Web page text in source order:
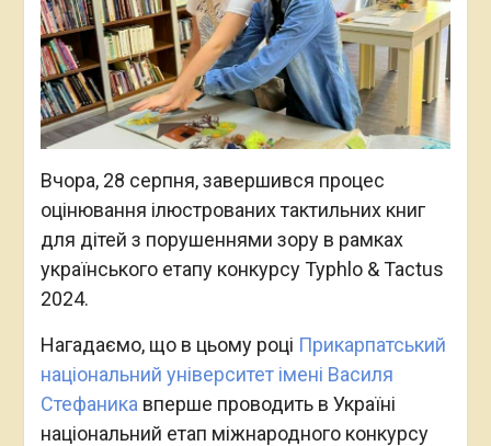
Вчора, 28 серпня, завершився процес
оцінювання ілюстрованих тактильних книг
для дітей з порушеннями зору в рамках
українського етапу конкурсу Typhlo & Tactus
2024.
Нагадаємо, що в цьому році Прикарпатський
національний університет імені Василя
Стефаника вперше проводить в Україні
національний етап міжнародного конкурсу